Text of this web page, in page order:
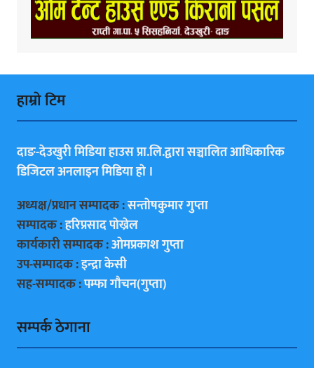
हाम्राे टिम
दाङ-देउखुरी मिडिया हाउस प्रा.लि.द्वारा सञ्चालित आधिकारिक
डिजिटल अनलाइन मिडिया हाे ।
अध्यक्ष/प्रधान सम्पादक :सन्ताेषकुमार गुप्ता
सम्पादक :हरिप्रसाद पाेख्रेल
कार्यकारी सम्पादक :ओमप्रकाश गुप्ता
उप-सम्पादक :इन्द्रा केसी
सह-सम्पादक :पम्फा गाैचन(गुप्ता)
सम्पर्क ठेगाना